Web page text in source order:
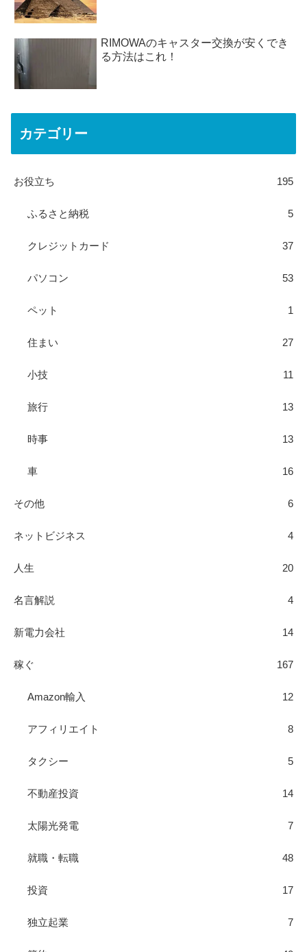
RIMOWAのキャスター交換が安くでき
る方法はこれ！
カテゴリー
お役立ち 195
ふるさと納税 5
クレジットカード 37
パソコン 53
ペット 1
住まい 27
小技 11
旅行 13
時事 13
車 16
その他 6
ネットビジネス 4
人生 20
名言解説 4
新電力会社 14
稼ぐ 167
Amazon輸入 12
アフィリエイト 8
タクシー 5
不動産投資 14
太陽光発電 7
就職・転職 48
投資 17
独立起業 7